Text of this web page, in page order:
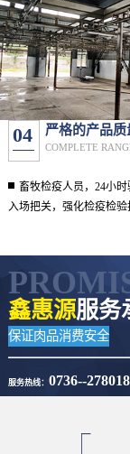
04 严格的产品
COMPLETE
畜牧检疫人员，24小
入场把关，强化检疫检
鑫惠源服务
保证肉品消费安全
服务热线： 0736--